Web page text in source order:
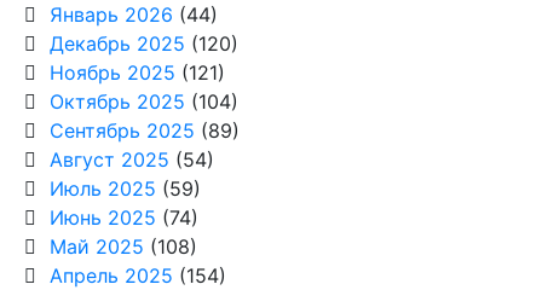
Январь 2026 (44)
Декабрь 2025 (120)
Ноябрь 2025 (121)
Октябрь 2025 (104)
Сентябрь 2025 (89)
Август 2025 (54)
Июль 2025 (59)
Июнь 2025 (74)
Май 2025 (108)
Апрель 2025 (154)